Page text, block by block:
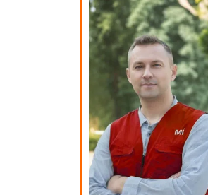
Ремонт корпуса